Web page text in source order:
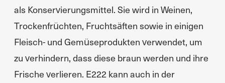
als Konservierungsmittel. Sie wird in Weinen,
Trockenfrüchten, Fruchtsäften sowie in einigen
Fleisch- und Gemüseprodukten verwendet, um
zu verhindern, dass diese braun werden und ihre
Frische verlieren. E222 kann auch in der